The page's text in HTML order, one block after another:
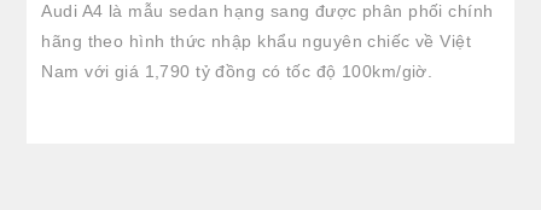
Audi A4 là mẫu sedan hạng sang được phân phối chính
hãng theo hình thức nhập khẩu nguyên chiếc về Việt
Nam với giá 1,790 tỷ đồng có tốc độ 100km/giờ.